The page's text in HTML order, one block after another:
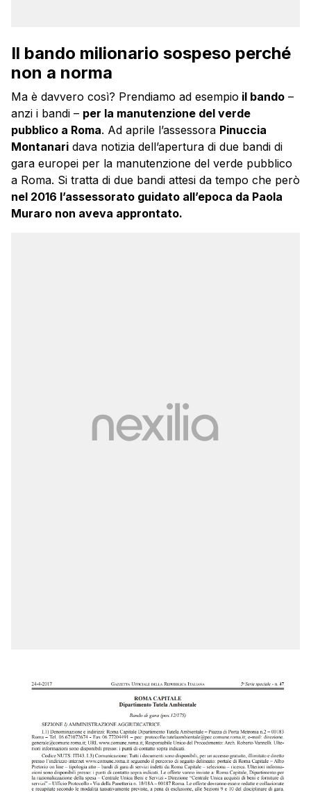
Il bando milionario sospeso perché
non a norma
Ma è davvero così? Prendiamo ad esempio il bando –
anzi i bandi – per la manutenzione del verde
pubblico a Roma. Ad aprile l’assessora Pinuccia
Montanari dava notizia dell’apertura di due bandi di
gara europei per la manutenzione del verde pubblico
a Roma. Si tratta di due bandi attesi da tempo che però
nel 2016 l’assessorato guidato all’epoca da Paola
Muraro non aveva approntato.